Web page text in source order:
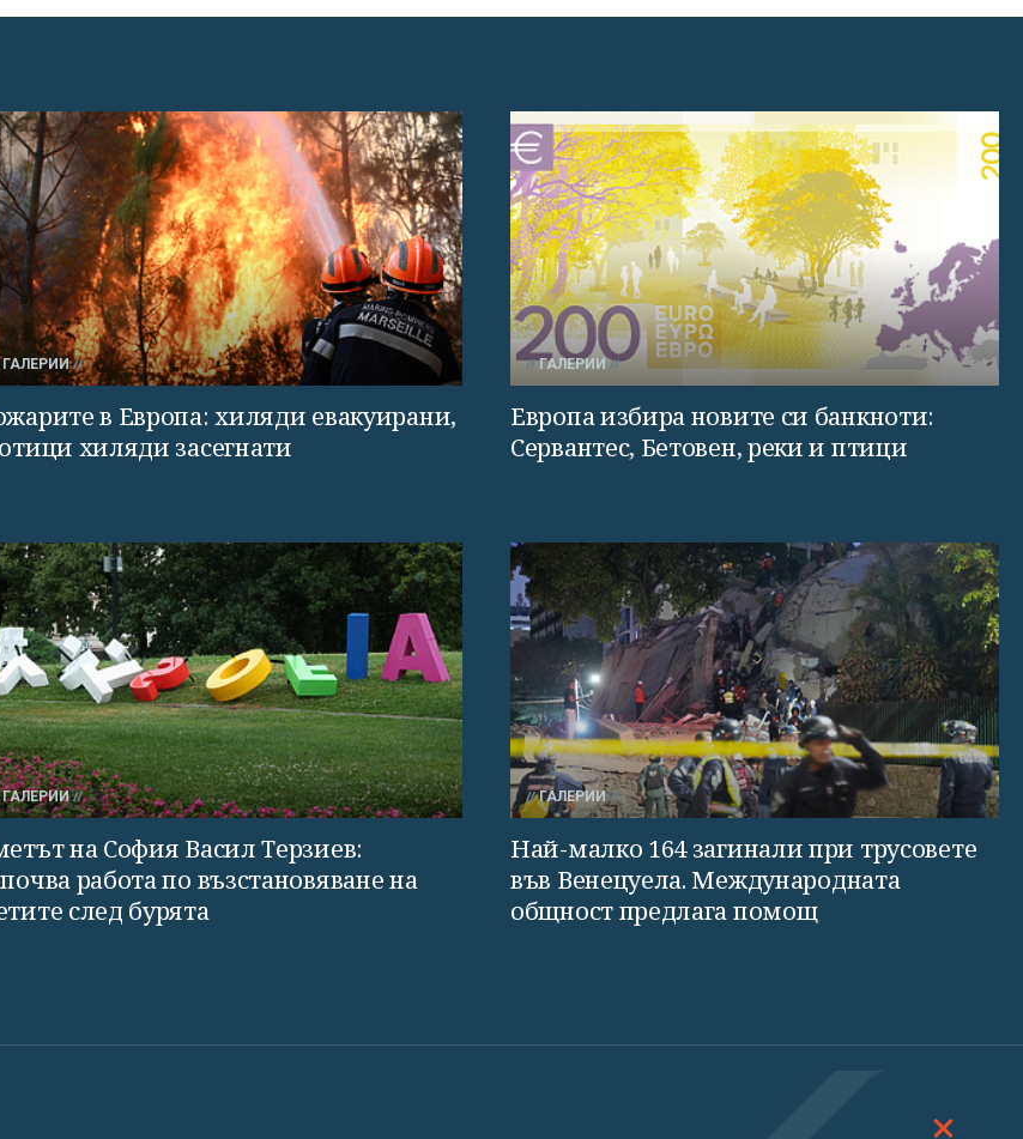
ГАЛЕРИИ
в Европа: хиляди евакуирани,
хиляди засегнати
ГАЛЕРИИ
Европа избира новите си банкноти:
Сервантес, Бетовен, реки и птици
ГАЛЕРИИ
на София Васил Терзиев:
работа по възстановяване на
след бурята
ГАЛЕРИИ
Най-малко 164 загинали при трусовете
във Венецуела. Международната
общност предлага помощ